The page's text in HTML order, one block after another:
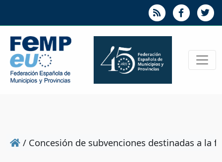
/ Concesión de subvenciones destinadas a la